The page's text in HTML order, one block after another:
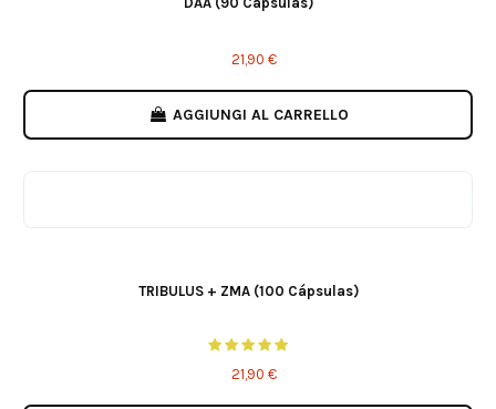
21,90 €
AGGIUNGI AL CARRELLO
TRIBULUS + ZMA (100 Cápsulas)
21,90 €